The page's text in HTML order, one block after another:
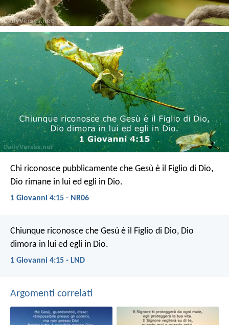
Chi riconosce pubblicamente che Gesù è il Figlio di Dio,
Dio rimane in lui ed egli in Dio.
1 Giovanni 4:15 - NR06
Chiunque riconosce che Gesú è il Figlio di Dio, Dio
dimora in lui ed egli in Dio.
1 Giovanni 4:15 - LND
Argomenti correlati